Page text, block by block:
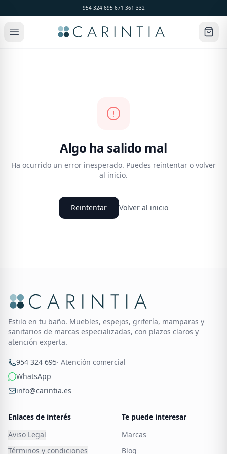
954 324 695·671 361 332
Algo ha salido mal
Ha ocurrido un error inesperado. Puedes reintentar o volver
al inicio.
Reintentar Volver al inicio
Estilo en tu baño. Muebles, espejos, grifería, mamparas y
sanitarios de marcas especializadas, con plazos claros y
atención experta.
954 324 695· Atención comercial
WhatsApp
info@carintia.es
Enlaces de interés
Aviso Legal
Términos y condiciones
Te puede interesar
Marcas
Blog